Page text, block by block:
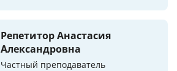
Репетитор Анастасия
Александровна
Частный преподаватель